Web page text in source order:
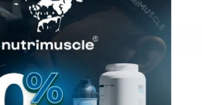
Your cart is empty
スウェット